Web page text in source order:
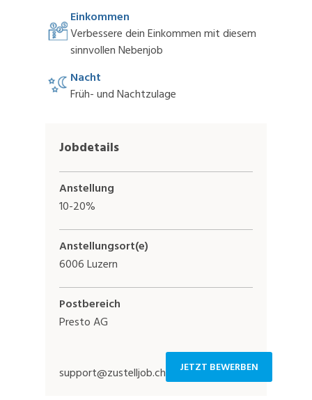
Einkommen
Verbessere dein Einkommen mit diesem
sinnvollen Nebenjob
Nacht
Früh- und Nachtzulage
Jobdetails
Anstellung
10-20%
Anstellungsort(e)
6006 Luzern
Postbereich
Presto AG
support@zustelljob.ch JETZT BEWERBEN